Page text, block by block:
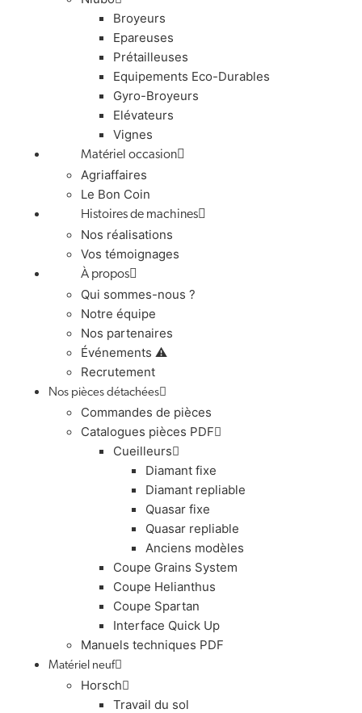
Broyeurs
Epareuses
Prétailleuses
Equipements Eco-Durables
Gyro-Broyeurs
Elévateurs
Vignes
Matériel occasion
Agriaffaires
Le Bon Coin
Histoires de machines
Nos réalisations
Vos témoignages
À propos
Qui sommes-nous ?
Notre équipe
Nos partenaires
Événements ⚠️
Recrutement
Nos pièces détachées
Commandes de pièces
Catalogues pièces PDF
Cueilleurs
Diamant fixe
Diamant repliable
Quasar fixe
Quasar repliable
Anciens modèles
Coupe Grains System
Coupe Helianthus
Coupe Spartan
Interface Quick Up
Manuels techniques PDF
Matériel neuf
Horsch
Travail du sol